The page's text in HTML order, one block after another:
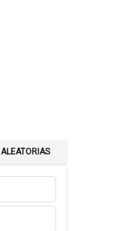
ALEATORIAS